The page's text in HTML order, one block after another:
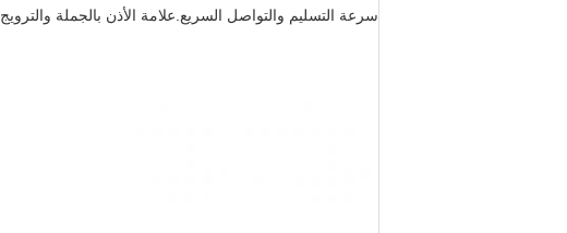
سرعة التسليم والتواصل السريع.علامة الأذن بالجملة والترويج.